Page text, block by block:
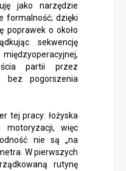
jako narzędzie
formalność; dzięki
poprawek o około
sekwencję
partii przez
pogorszenia
tej pracy: łożyska
więc
nie są „na
W pierwszych
rutynę